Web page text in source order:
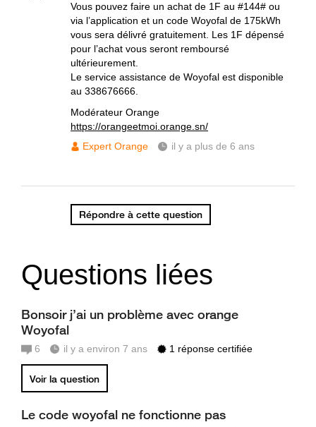
Vous pouvez faire un achat de 1F au #144# ou
via l’application et un code Woyofal de 175kWh
vous sera délivré gratuitement. Les 1F dépensé
pour l’achat vous seront remboursé
ultérieurement.
Le service assistance de Woyofal est disponible
au 338676666.
Modérateur Orange
https://orangeetmoi.orange.sn/
Expert Orange
il y a plus de 6 ans
Répondre à cette question
Questions liées
Bonsoir j’ai un problème avec orange
Woyofal
6 il y a environ 7 ans 1 réponse certifiée
Voir la question
Le code woyofal ne fonctionne pas